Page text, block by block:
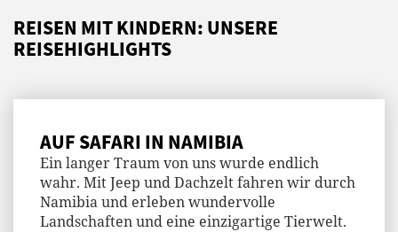
REISEN MIT KINDERN: UNSERE
REISEHIGHLIGHTS
AUF SAFARI IN NAMIBIA
Ein langer Traum von uns wurde endlich
wahr. Mit Jeep und Dachzelt fahren wir durch
Namibia und erleben wundervolle
Landschaften und eine einzigartige Tierwelt.